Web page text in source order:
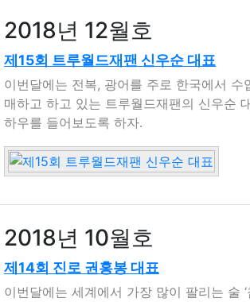
2018년 12월호
제15회 트루월드재팬 신우순 대표
이번달에는 전복, 광어를 주로 한국에서 수
매하고 하고 있는 트루월드재팬의 신우순
하우를 들어보도록 하자.
2018년 10월호
제14회 진로 권홍봉 대표
이번달에는 세계에서 가장 많이 팔리는 술 ‘